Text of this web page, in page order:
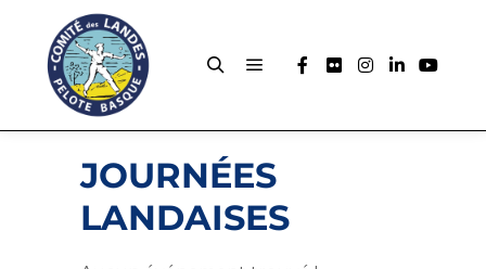
JOURNÉES
LANDAISES